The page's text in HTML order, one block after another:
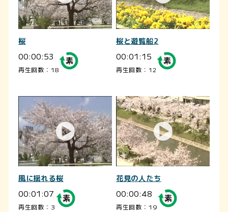
桜
00:00:53
再生回数：18
桜と遊覧船2
00:01:15
再生回数：12
風に揺れる桜
00:01:07
再生回数：3
花見の人たち
00:00:48
再生回数：19